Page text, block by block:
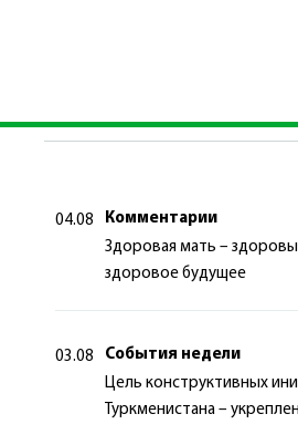
04.08
Комментарии
Здоровая мать –
здоровое будущее
03.08
События недели
Цель конструктивных
Туркменистана –